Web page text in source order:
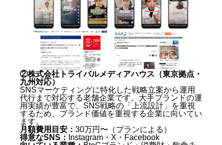
②株式会社トライバルメディアハウス（東京拠点・
九州対応）
SNSマーケティングに特化した戦略立案から運用
代行まで対応する老舗企業です。大手ブランドの運
用実績が豊富で、SNS戦略の「上流設計」を重視
するため、ブランド価値を重視する企業に向いてい
ます。
月額費用目安： 30万円〜（プランによる）
得意なSNS：
Instagram・X・Facebook